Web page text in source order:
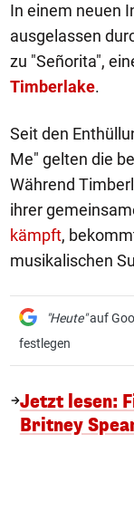
In einem neuen
ausgelassen
zu "Señorita",
Timberlake.
Seit den
Me" gelten die
Während
ihrer
kämpft,
musikalischen
"Heute"auf
festlegen
Jetzt lesen:
Britney